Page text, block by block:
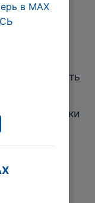
вы
опытных
свои навыки
в МАХ